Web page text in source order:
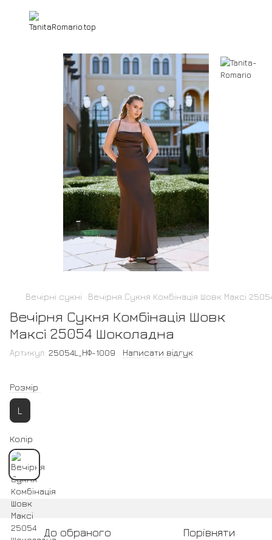
Вечірні сукні Вечірня Сукня Комбінація Шовк Максі
Вечірня Сукня Комбінація Шовк
Максі 25054 Шоколадна
Артикул: 25054L_НФ-1009 Написати відгук
Розмір
L
Колір
До обраного Порівняти